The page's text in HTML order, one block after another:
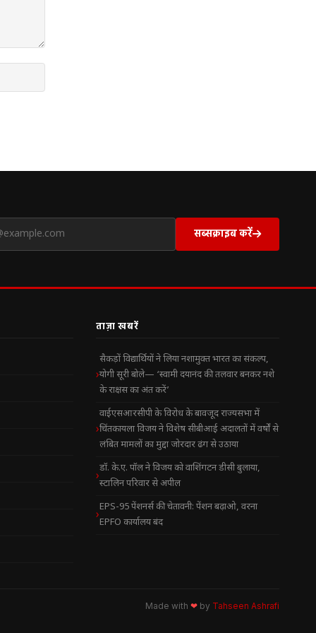
सब्सक्राइब करें
ताज़ा खबरें
सैकड़ों विद्यार्थियों ने लिया नशामुक्त भारत का संकल्प,
योगी सूरी बोले— ‘स्वामी दयानंद की तलवार बनकर नशे
के राक्षस का अंत करें’
वाईएसआरसीपी के विरोध के बावजूद राज्यसभा में
चिंतकायला विजय ने विशेष सीबीआई अदालतों में वर्षों से
लंबित मामलों का मुद्दा जोरदार ढंग से उठाया
डॉ. के.ए. पॉल ने विजय को वाशिंगटन डीसी बुलाया,
स्टालिन परिवार से अपील
EPS-95 पेंशनर्स की चेतावनी: पेंशन बढ़ाओ, वरना
EPFO कार्यालय बंद
Made with ❤ by Tahseen Ashrafi